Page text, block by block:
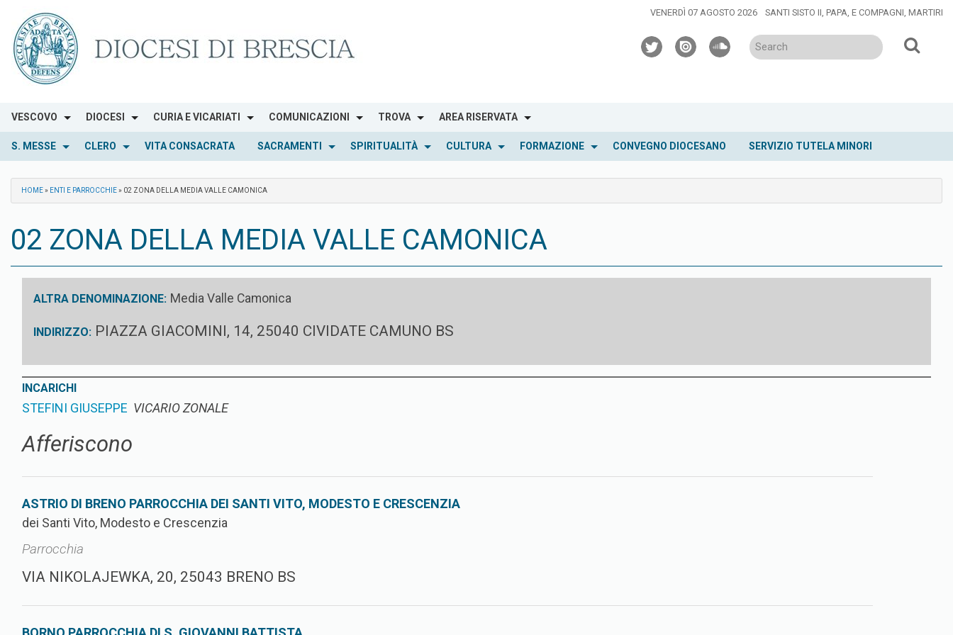
content
VENERDÌ 07 AGOSTO 2026 SANTI SISTO II, PAPA, E COMPAGNI, MARTIRI
twitterissuusoundcloud
VESCOVO DIOCESI CURIA E VICARIATI COMUNICAZIONI TROVA AREA RISERVATA
S. MESSE CLERO VITA CONSACRATA SACRAMENTI SPIRITUALITÀ CULTURA FORMAZIONE CONVEGNO DIOCESANO SERVIZIO TUTELA MINORI
HOME» ENTI E PARROCCHIE» 02 ZONA DELLA MEDIA VALLE CAMONICA
02 ZONA DELLA MEDIA VALLE CAMONICA
ALTRA DENOMINAZIONE: Media Valle Camonica
INDIRIZZO: PIAZZA GIACOMINI, 14, 25040 CIVIDATE CAMUNO BS
INCARICHI
STEFINI GIUSEPPE VICARIO ZONALE
Afferiscono
ASTRIO DI BRENO PARROCCHIA DEI SANTI VITO, MODESTO E CRESCENZIA
dei Santi Vito, Modesto e Crescenzia
Parrocchia
VIA NIKOLAJEWKA, 20, 25043 BRENO BS